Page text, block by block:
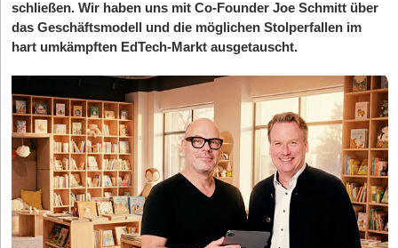
schließen. Wir haben uns mit Co-Founder Joe Schmitt über
das Geschäftsmodell und die möglichen Stolperfallen im
hart umkämpften EdTech-Markt ausgetauscht.